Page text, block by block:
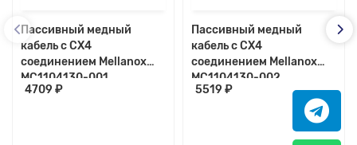
Пассивный медный
кабель с CX4
соединением Mellanox
MC1104130-001
4709 ₽
Пассивный медный
кабель с CX4
соединением Mellanox
MC1104130-002
5519 ₽